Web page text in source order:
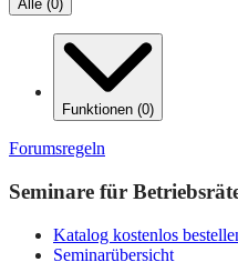
Alle (0)
Funktionen (0)
Forumsregeln
Seminare für
Katalog kostenlos
Seminarübersicht